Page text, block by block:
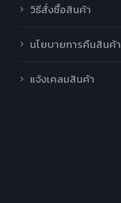
วิธีสั่งซื้อสินค้า
นโยบายการคืนสินค้า
แจ้งเคลมสินค้า